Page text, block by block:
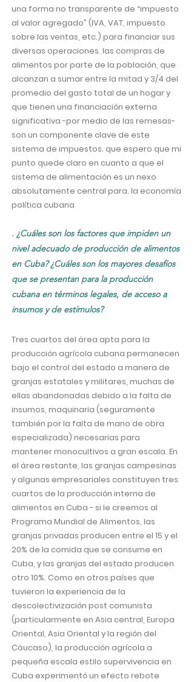
una forma no transparente de “impuesto
al valor agregado” (IVA, VAT, impuesto
sobre las ventas, etc.) para financiar sus
diversas operaciones. las compras de
alimentos por parte de la población, que
alcanzan a sumar entre la mitad y 3/4 del
promedio del gasto total de un hogar y
que tienen una financiación externa
significativa -por medio de las remesas-
son un componente clave de este
sistema de impuestos. que espero que mi
punto quede claro en cuanto a que el
sistema de alimentación es un nexo
absolutamente central para. la economía
política cubana
. ¿Cuáles son los factores que impiden un
nivel adecuado de producción de alimentos
en Cuba? ¿Cuáles son los mayores desafíos
que se presentan para la producción
cubana en términos legales, de acceso a
insumos y de estímulos?
Tres cuartos del área apta para la
producción agrícola cubana permanecen
bajo el control del estado a manera de
granjas estatales y militares, muchas de
ellas abandonadas debido a la falta de
insumos, maquinaria (seguramente
también por la falta de mano de obra
especializada) necesarias para
mantener monocultivos a gran escala. En
el área restante, las granjas campesinas
y algunas empresariales constituyen tres
cuartos de la producción interna de
alimentos en Cuba - si le creemos al
Programa Mundial de Alimentos, las
granjas privadas producen entre el 15 y el
20% de la comida que se consume en
Cuba, y las granjas del estado producen
otro 10%. Como en otros países que
tuvieron la experiencia de la
descolectivización post comunista
(particularmente en Asia central, Europa
Oriental, Asia Oriental y la región del
Cáucaso), la producción agrícola a
pequeña escala estilo supervivencia en
Cuba experimentó un efecto rebote